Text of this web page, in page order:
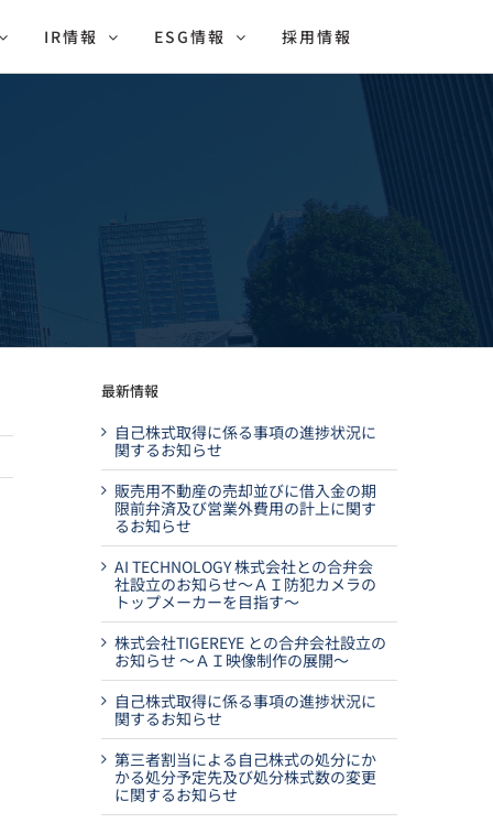
IR情報 ESG情報 採用情報
最新情報
自己株式取得に係る事項の進捗状況に
関するお知らせ
販売用不動産の売却並びに借入金の期
限前弁済及び営業外費用の計上に関す
るお知らせ
AI TECHNOLOGY 株式会社との合弁会
社設立のお知らせ～ＡＩ防犯カメラの
トップメーカーを目指す～
株式会社TIGEREYE との合弁会社設立の
お知らせ ～ＡＩ映像制作の展開～
自己株式取得に係る事項の進捗状況に
関するお知らせ
第三者割当による自己株式の処分にか
かる処分予定先及び処分株式数の変更
に関するお知らせ